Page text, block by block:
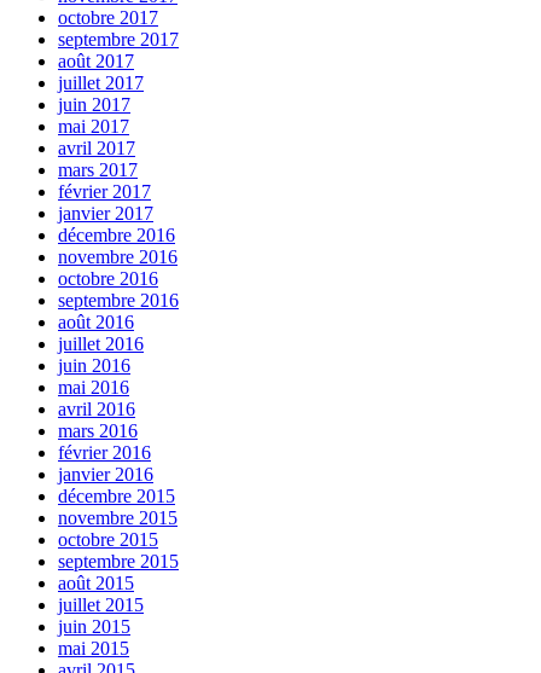
octobre 2017
septembre 2017
août 2017
juillet 2017
juin 2017
mai 2017
avril 2017
mars 2017
février 2017
janvier 2017
décembre 2016
novembre 2016
octobre 2016
septembre 2016
août 2016
juillet 2016
juin 2016
mai 2016
avril 2016
mars 2016
février 2016
janvier 2016
décembre 2015
novembre 2015
octobre 2015
septembre 2015
août 2015
juillet 2015
juin 2015
mai 2015